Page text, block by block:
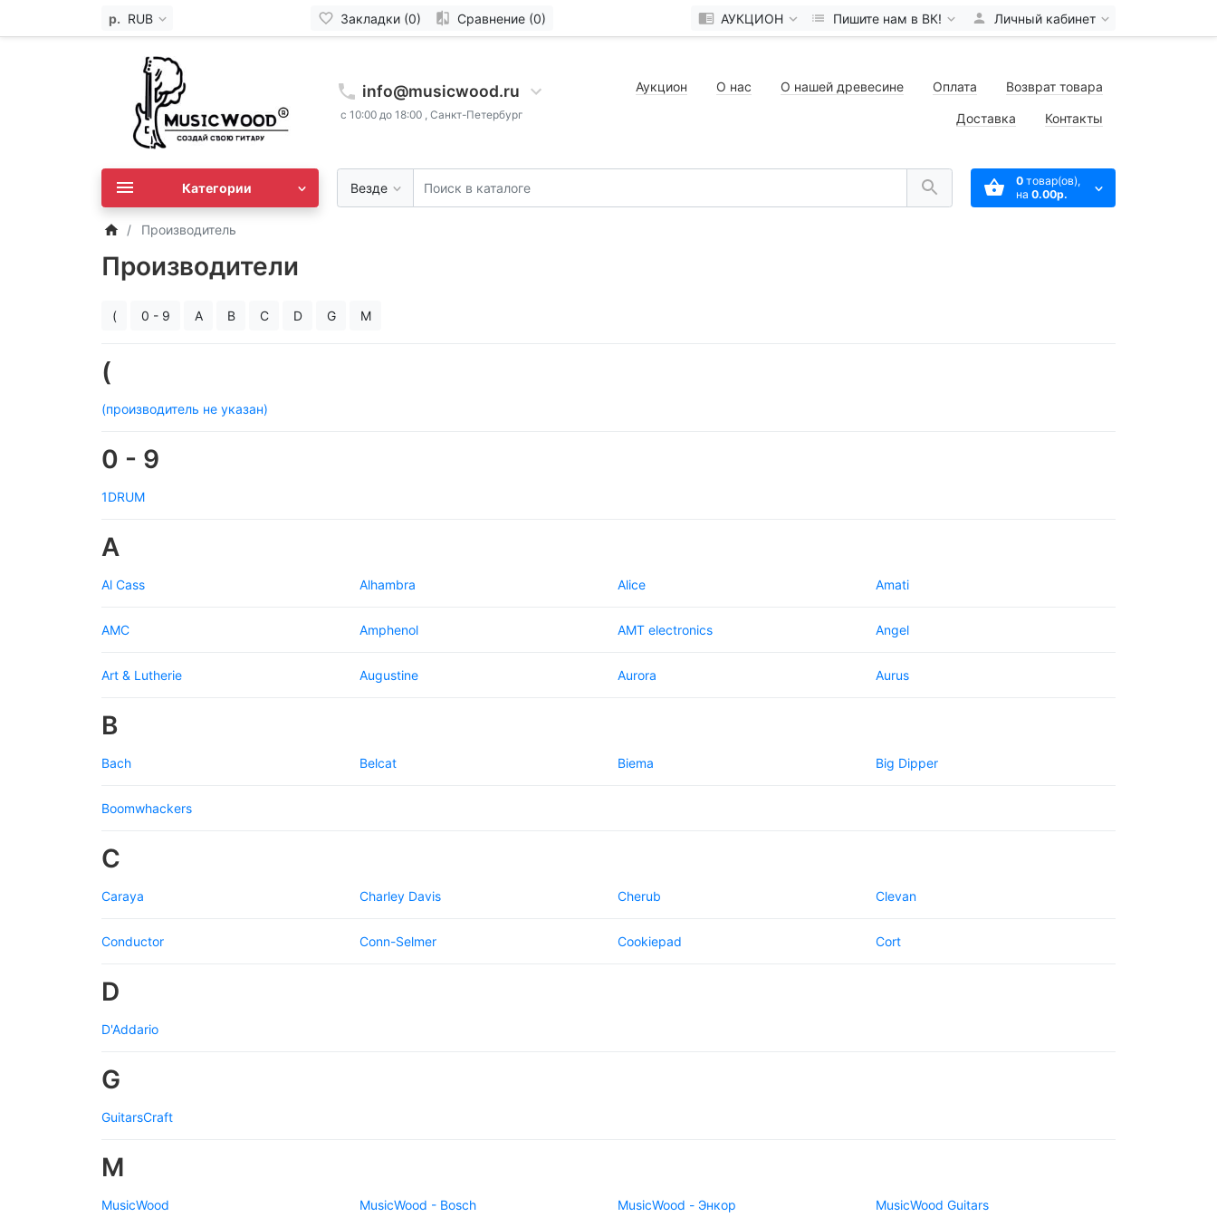
р. RUB Закладки (0) Сравнение (0) АУКЦИОН Пишите нам в ВК! Личный кабинет
info@musicwood.ru
с 10:00 до 18:00 , Санкт-Петербург
Аукцион О нас О нашей древесине Оплата Возврат товара
Доставка Контакты
Везде 0 товар(ов),
на 0.00р.
Категории
Производитель
Производители
( 0 - 9 A B C D G M
(
(производитель не указан)
0 - 9
1DRUM
A
Al Cass Alhambra Alice Amati
AMC Amphenol AMT electronics Angel
Art & Lutherie Augustine Aurora Aurus
B
Bach Belcat Biema Big Dipper
Boomwhackers
C
Caraya Charley Davis Cherub Clevan
Conductor Conn-Selmer Cookiepad Cort
D
D'Addario
G
GuitarsCraft
M
MusicWood MusicWood - Bosch MusicWood - Энкор MusicWood Guitars